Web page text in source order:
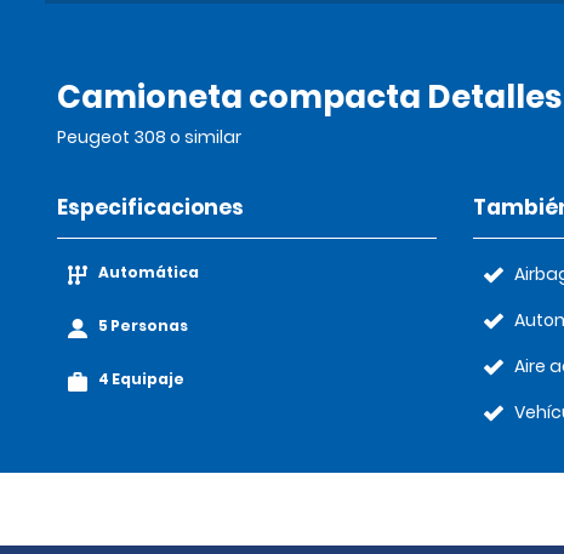
Camioneta compacta Detalles
Peugeot 308 o similar
Especificaciones
Automática
5 Personas
4 Equipaje
Aire